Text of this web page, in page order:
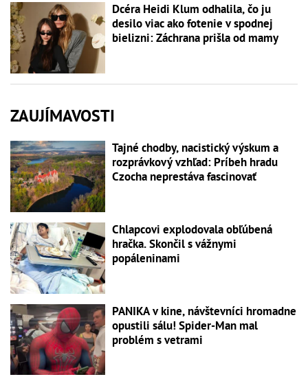
Dcéra Heidi Klum odhalila, čo ju
desilo viac ako fotenie v spodnej
bielizni: Záchrana prišla od mamy
ZAUJÍMAVOSTI
Tajné chodby, nacistický výskum a
rozprávkový vzhľad: Príbeh hradu
Czocha neprestáva fascinovať
Chlapcovi explodovala obľúbená
hračka. Skončil s vážnymi
popáleninami
PANIKA v kine, návštevníci hromadne
opustili sálu! Spider-Man mal
problém s vetrami